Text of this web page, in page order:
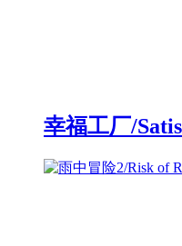
幸福工厂/